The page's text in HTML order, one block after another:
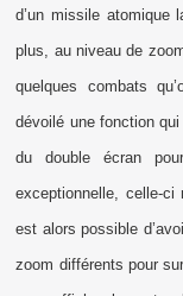
d’un missile
plus, au niveau de
quelques combats
dévoilé une fonction
du double écran
exceptionnelle, celle-ci
est alors possible
zoom différents pour